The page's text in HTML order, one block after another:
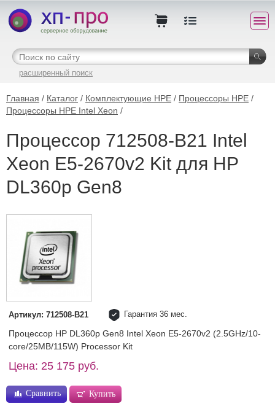
расширенный поиск
Главная / Каталог / Комплектующие HPE / Процессоры HPE /
Процессоры HPE Intel Xeon /
Процессор 712508-B21 Intel
Xeon E5-2670v2 Kit для HP
DL360p Gen8
Артикул: 712508-B21 Гарантия 36 мес.
Процессор HP DL360p Gen8 Intel Xeon E5-2670v2 (2.5GHz/10-
core/25MB/115W) Processor Kit
Цена: 25 175 руб.
Сравнить Купить